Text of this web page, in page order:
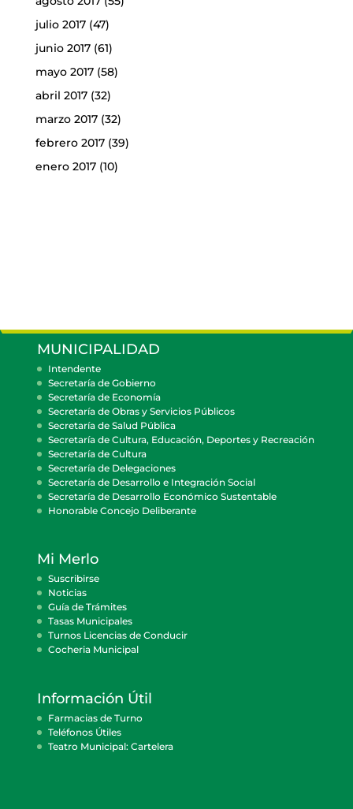
julio 2017(47)
junio 2017(61)
mayo 2017(58)
abril 2017(32)
marzo 2017(32)
febrero 2017(39)
enero 2017(10)
MUNICIPALIDAD
Intendente
Secretaría de Gobierno
Secretaría de Economía
Secretaría de Obras y Servicios Públicos
Secretaría de Salud Pública
Secretaría de Cultura, Educación, Deportes y Recreación
Secretaría de Cultura
Secretaría de Delegaciones
Secretaría de Desarrollo e Integración Social
Secretaría de Desarrollo Económico Sustentable
Honorable Concejo Deliberante
Mi Merlo
Suscribirse
Noticias
Guía de Trámites
Tasas Municipales
Turnos Licencias de Conducir
Cocheria Municipal
Información Útil
Farmacias de Turno
Teléfonos Útiles
Teatro Municipal: Cartelera